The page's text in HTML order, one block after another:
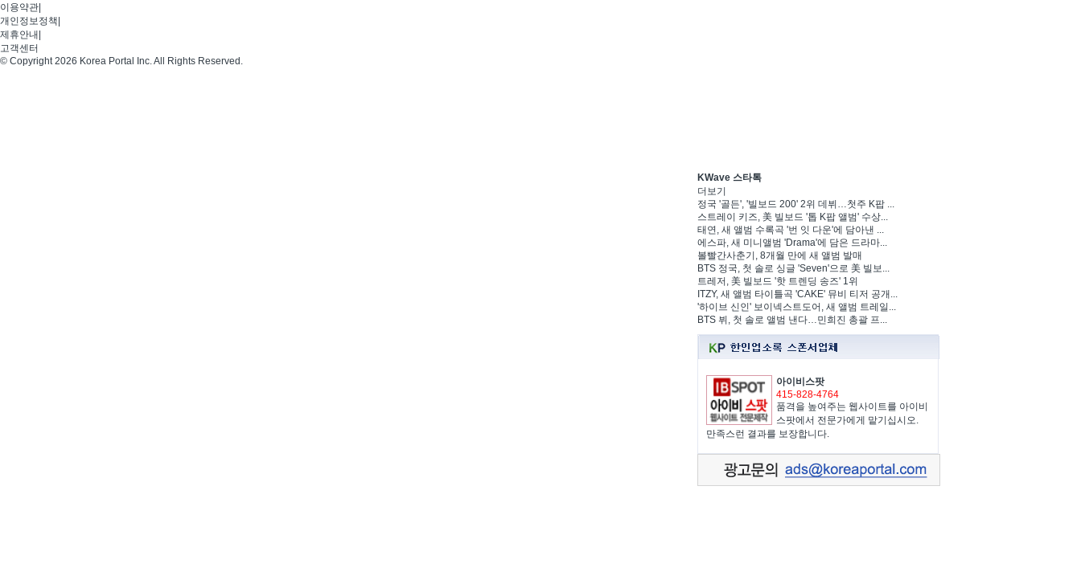
KWave 스타톡
더보기
정국 '골든', '빌보드 200' 2위 데뷔…첫주 K팝 ...
스트레이 키즈, 美 빌보드 '톱 K팝 앨범' 수상...
태연, 새 앨범 수록곡 '번 잇 다운'에 담아낸 ...
에스파, 새 미니앨범 'Drama'에 담은 드라마...
볼빨간사춘기, 8개월 만에 새 앨범 발매
BTS 정국, 첫 솔로 싱글 'Seven'으로 美 빌보...
트레저, 美 빌보드 '핫 트렌딩 송즈' 1위
ITZY, 새 앨범 타이틀곡 'CAKE' 뮤비 티저 공개...
'하이브 신인' 보이넥스트도어, 새 앨범 트레일...
BTS 뷔, 첫 솔로 앨범 낸다…민희진 총괄 프...
아이비스팟
415-828-4764
품격을 높여주는 웹사이트를 아이비
스팟에서 전문가에게 맡기십시오.
만족스런 결과를 보장합니다.
이용약관
개인정보정책
제휴안내
고객센터
© Copyright 2026 Korea Portal Inc. All Rights Reserved.